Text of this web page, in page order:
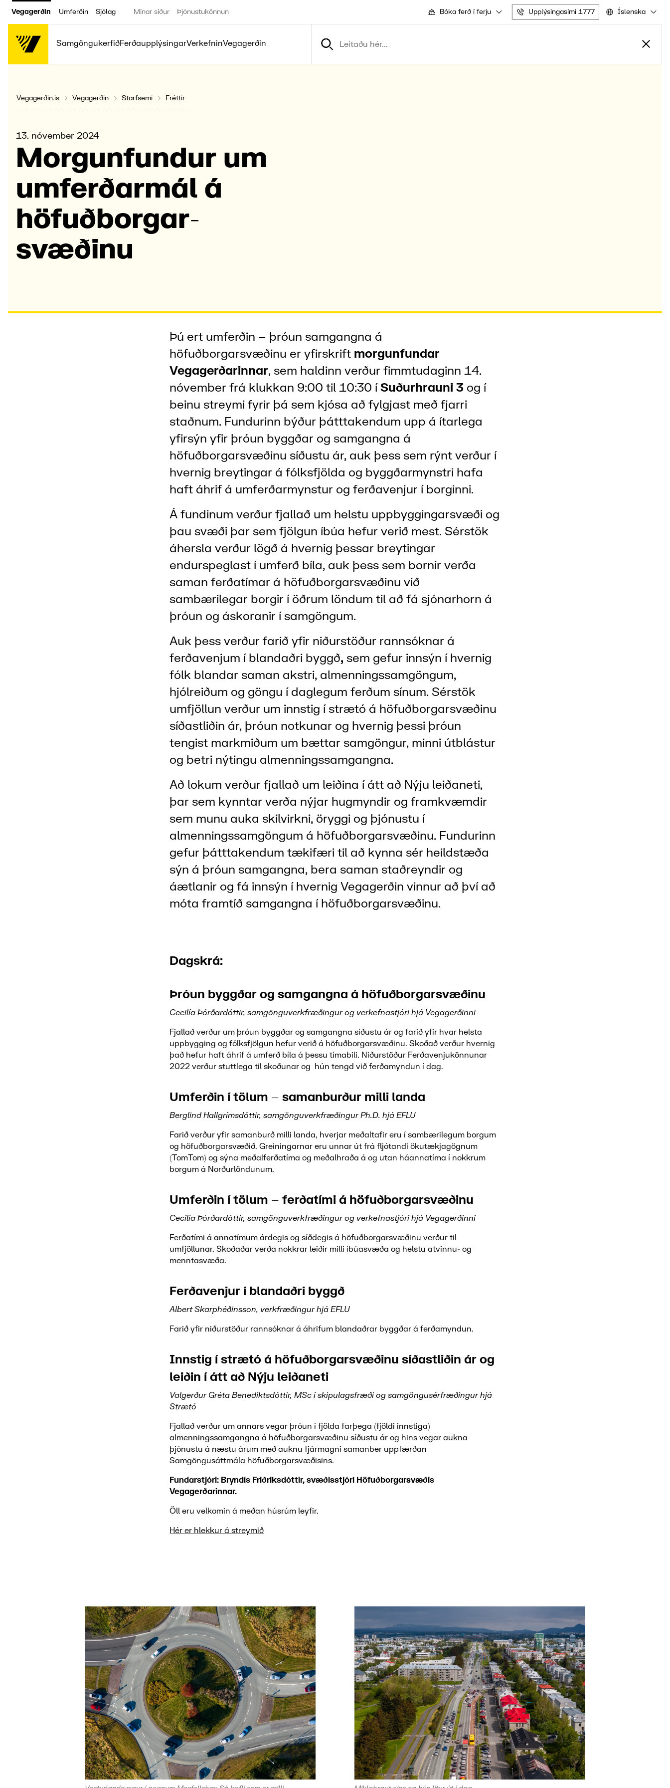
Vegagerðin Umferðin Sjólag Mínar síður Þjónustukönnun Bóka ferð í ferju Upplýsingasími 1777 Íslenska
SamgöngukerfiðFerðaupplýsingarVerkefninVegagerðin
Vegagerðin.is Vegagerðin Starfsemi Fréttir
13. nóvember 2024
Morg­unfundur um
umferðar­mál á
höfuð­borgar­
svæð­inu
Þú ert umferðin – þróun samgangna á
höfuðborgarsvæðinu er yfirskrift morgunfundar
Vegagerðarinnar, sem haldinn verður fimmtudaginn 14.
nóvember frá klukkan 9:00 til 10:30 íSuðurhrauni 3 og í
beinu streymi fyrir þá sem kjósa að fylgjast með fjarri
staðnum. Fundurinn býður þátttakendum upp á ítarlega
yfirsýn yfir þróun byggðar og samgangna á
höfuðborgarsvæðinu síðustu ár, auk þess sem rýnt verður í
hvernig breytingar á fólksfjölda og byggðarmynstri hafa
haft áhrif á umferðarmynstur og ferðavenjur í borginni.
Á fundinum verður fjallað um helstu uppbyggingarsvæði og
þau svæði þar sem fjölgun íbúa hefur verið mest. Sérstök
áhersla verður lögð á hvernig þessar breytingar
endurspeglast í umferð bíla, auk þess sem bornir verða
saman ferðatímar á höfuðborgarsvæðinu við
sambærilegar borgir í öðrum löndum til að fá sjónarhorn á
þróun og áskoranir í samgöngum.
Auk þess verður farið yfir niðurstöður rannsóknar á
ferðavenjum í blandaðri byggð, sem gefur innsýn í hvernig
fólk blandar saman akstri, almenningssamgöngum,
hjólreiðum og göngu í daglegum ferðum sínum. Sérstök
umfjöllun verður um innstig í strætó á höfuðborgarsvæðinu
síðastliðin ár, þróun notkunar og hvernig þessi þróun
tengist markmiðum um bættar samgöngur, minni útblástur
og betri nýtingu almenningssamgangna.
Að lokum verður fjallað um leiðina í átt að Nýju leiðaneti,
þar sem kynntar verða nýjar hugmyndir og framkvæmdir
sem munu auka skilvirkni, öryggi og þjónustu í
almenningssamgöngum á höfuðborgarsvæðinu. Fundurinn
gefur þátttakendum tækifæri til að kynna sér heildstæða
sýn á þróun samgangna, bera saman staðreyndir og
áætlanir og fá innsýn í hvernig Vegagerðin vinnur að því að
móta framtíð samgangna í höfuðborgarsvæðinu.
Dagskrá:
Þróun byggðar og samgangna á höfuðborgarsvæðinu
Cecilía Þórðardóttir, samgönguverkfræðingur og verkefnastjóri hjá Vegagerðinni
Fjallað verður um þróun byggðar og samgangna síðustu ár og farið yfir hvar helsta
uppbygging og fólksfjölgun hefur verið á höfuðborgarsvæðinu. Skoðað verður hvernig
það hefur haft áhrif á umferð bíla á þessu tímabili. Niðurstöður Ferðavenjukönnunar
2022 verður stuttlega til skoðunar og hún tengd við ferðamyndun í dag.
Umferðin í tölum – samanburður milli landa
Berglind Hallgrímsdóttir, samgönguverkfræðingur Ph.D. hjá EFLU
Farið verður yfir samanburð milli landa, hverjar meðaltafir eru í sambærilegum borgum
og höfuðborgarsvæðið. Greiningarnar eru unnar út frá fljótandi ökutækjagögnum
(TomTom) og sýna meðalferðatíma og meðalhraða á og utan háannatíma í nokkrum
borgum á Norðurlöndunum.
Umferðin í tölum – ferðatími á höfuðborgarsvæðinu
Cecilía Þórðardóttir, samgönguverkfræðingur og verkefnastjóri hjá Vegagerðinni
Ferðatími á annatímum árdegis og síðdegis á höfuðborgarsvæðinu verður til
umfjöllunar. Skoðaðar verða nokkrar leiðir milli íbúasvæða og helstu atvinnu- og
menntasvæða.
Ferðavenjur í blandaðri byggð
Albert Skarphéðinsson, verkfræðingur hjá EFLU
Farið yfir niðurstöður rannsóknar á áhrifum blandaðrar byggðar á ferðamyndun.
Innstig í strætó á höfuðborgarsvæðinu síðastliðin ár og
leiðin í átt að Nýju leiðaneti
Valgerður Gréta Benediktsdóttir, MSc í skipulagsfræði og samgöngusérfræðingur hjá
Strætó
Fjallað verður um annars vegar þróun í fjölda farþega (fjöldi innstiga)
almenningssamgangna á höfuðborgarsvæðinu síðustu ár og hins vegar aukna
þjónustu á næstu árum með auknu fjármagni samanber uppfærðan
Samgöngusáttmála höfuðborgarsvæðisins.
Fundarstjóri: Bryndís Friðriksdóttir, svæðisstjóri Höfuðborgarsvæðis
Vegagerðarinnar.
Öll eru velkomin á meðan húsrúm leyfir.
Hér er hlekkur á streymið